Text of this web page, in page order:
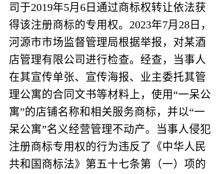
司于2019年5月 6日通过商标权转让依法获
得该注册商标的专用权。 2023年7月 28日，
河源市市场监督管理局根据举报，对某酒
店管理有限公司进行检查。经查， 当事人
在其宣传单张、宣传海报、业主委托其管
理公寓的合同文书等材料上，使用“一呆公
寓”的店铺名称和相关服务商标，并以“一
呆公寓”名义经营管理不动产。当事人侵犯
注册商标专用权的行为违反了 《中华人民
共和国商标法》第五十七条第（一）项的